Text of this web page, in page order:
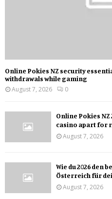
Online Pokies NZ security
withdrawals while gaming
August 7, 2026
0
Online Pokies NZ
casino apart for
August 7, 2026
Wie du 2026 den
Österreich für
August 7, 2026